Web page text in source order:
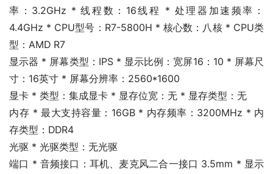
率：3.2GHz * 线程数：16线程 * 处理器加速频率：
4.4GHz * CPU型号：R7-5800H * 核心数：八核 * CPU类
型：AMD R7
显示器 * 屏幕类型：IPS * 显示比例：宽屏16：10 * 屏幕尺
寸：16英寸 * 屏幕分辨率：2560*1600
显卡 * 类型：集成显卡 * 显存位宽：无 * 显存类型：无
内存 * 最大支持容量：16GB * 内存频率：3200MHz * 内
存类型：DDR4
光驱 * 光驱类型：无光驱
端口 * 音频接口：耳机、麦克风二合一接口 3.5mm * 显示